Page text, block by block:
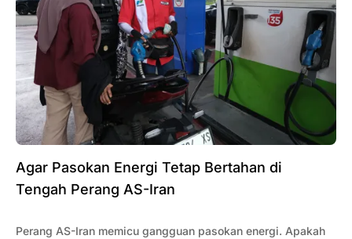
Agar Pasokan Energi Tetap Bertahan di
Tengah Perang AS-Iran
Perang AS-Iran memicu gangguan pasokan energi. Apakah